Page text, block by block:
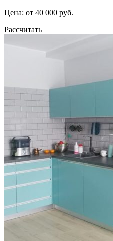
Цена: от 40 000 руб.
Рассчитать